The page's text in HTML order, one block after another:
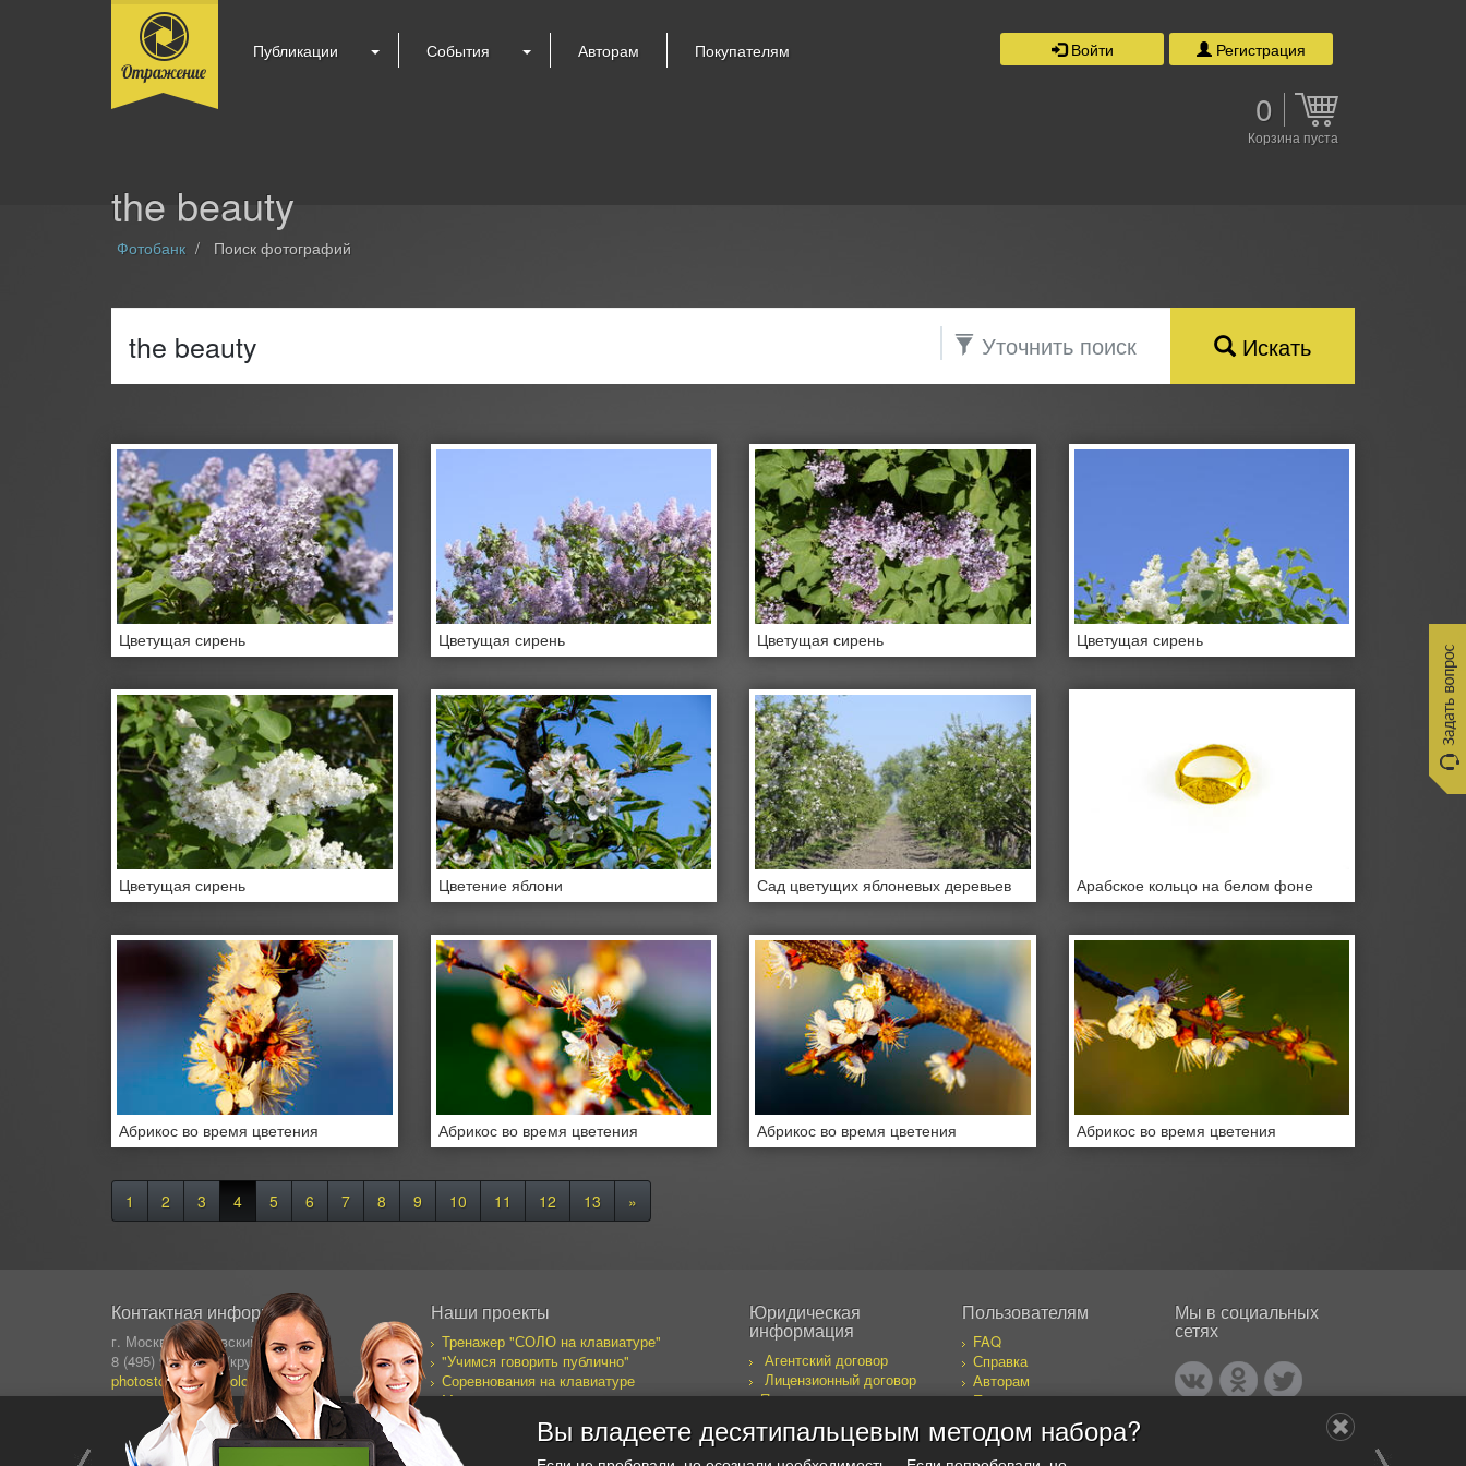
Публикации События Авторам Покупателям Войти Регистрация
0
Корзина пуста
the beauty
Фотобанк Поиск фотографий
Уточнить поиск Искать
Цветущая сирень Цветущая сирень Цветущая сирень Цветущая сирень
Цветущая сирень Цветение яблони Сад цветущих яблоневых деревьев Арабское кольцо на белом фоне
Абрикос во время цветения Абрикос во время цветения Абрикос во время цветения Абрикос во время цветения
1 2 3 4 5 6 7 8 9 10 11 12 13 »
Контактная информация
г. Москва, Сущевский Вал 64
8 (495) 995-82-95 (кругл.)
photostock@ergosolo.ru
Наши проекты
Тренажер "СОЛО на клавиатуре"
"Учимся говорить публично"
Соревнования на клавиатуре
Моя собака желает познакомиться
Дневник предпринимателя
Все проекты
Юридическая
информация
Агентский договор
Лицензионный договор
Правила пользования
Пользователям
FAQ
Справка
Авторам
Покупателям
Публикации
Наши авторы
Мы в социальных
сетях
Вы владеете десятипальцевым методом набора?